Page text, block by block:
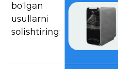
bo‘lgan
usullarni
solishtiring: